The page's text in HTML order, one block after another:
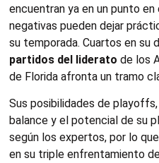
encuentran ya en un punto en
negativas pueden dejar
su temporada. Cuartos en su
partidos del liderato de los
de Florida afronta un tramo
Sus posibilidades de
balance y el potencial de su
según los expertos, por lo
en su triple enfrentamiento